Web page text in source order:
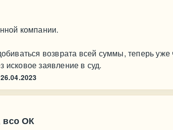
компании.
возврата всей суммы, теперь уже
исковое заявление в суд.
26.04.2023
всо ОК